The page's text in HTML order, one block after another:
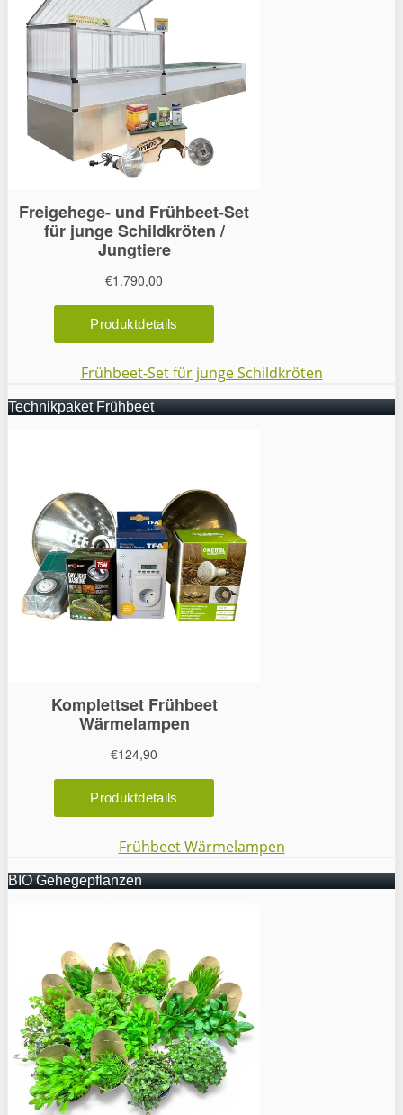
Frühbeet-Set für junge Schildkröten
Technikpaket Frühbeet
Frühbeet Wärmelampen
BIO Gehegepflanzen